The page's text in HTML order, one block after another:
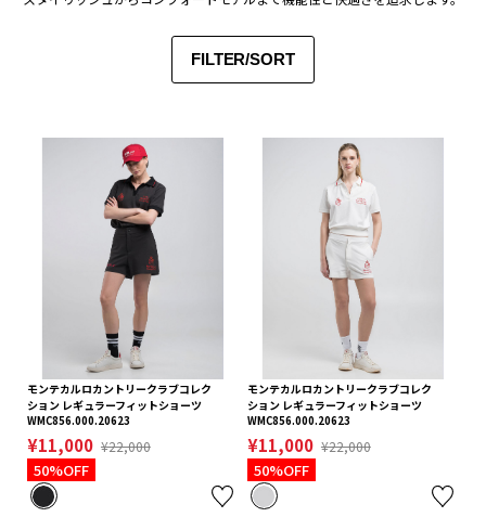
FILTER/SORT
モンテカルロカントリークラブコレク
ション レギュラーフィットショーツ
WMC856.000.20623
¥11,000 ¥22,000
50%OFF
モンテカルロカントリークラブコレク
ション レギュラーフィットショーツ
WMC856.000.20623
¥11,000 ¥22,000
50%OFF